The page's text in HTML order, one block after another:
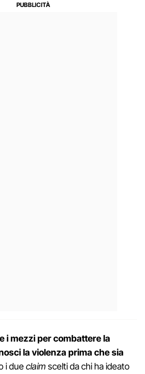
i mezzi per combattere la
la violenza prima che sia
i dueclaimscelti da chi ha ideato